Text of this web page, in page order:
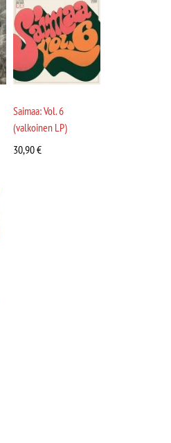
Saimaa: Vol. 6
(valkoinen LP)
30,90€